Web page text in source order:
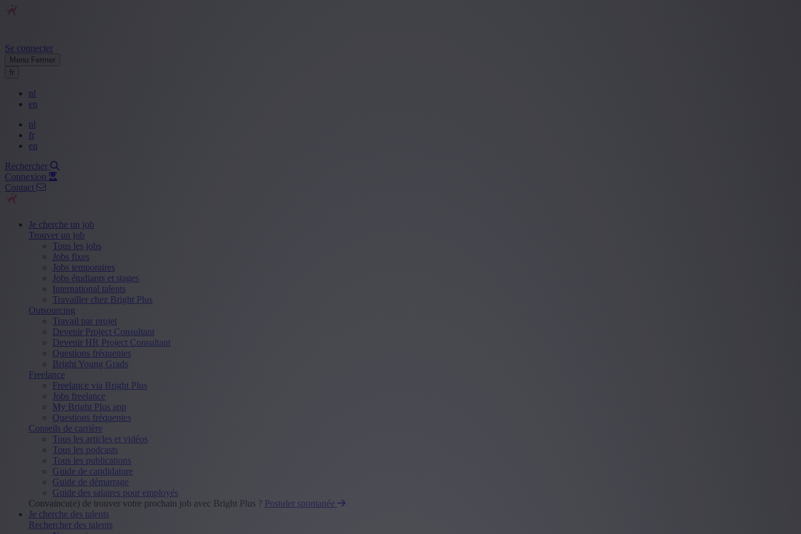
Se connecter
Menu Fermer
fr
nl
en
nl
fr
en
Rechercher
Connexion
Contact
Je cherche un job
Trouver un job
Tous les jobs
Jobs fixes
Jobs temporaires
Jobs étudiants et stages
International talents
Travailler chez Bright Plus
Outsourcing
Travail par projet
Devenir Project Consultant
Devenir HR Project Consultant
Questions fréquentes
Bright Young Grads
Freelance
Freelance via Bright Plus
Jobs freelance
My Bright Plus app
Questions fréquentes
Conseils de carrière
Tous les articles et vidéos
Tous les podcasts
Tous les publications
Guide de candidature
Guide de démarrage
Guide des salaires pour employés
Convaincu(e) de trouver votre prochain job avec Bright Plus ? Postuler spontanée
Je cherche des talents
Rechercher des talents